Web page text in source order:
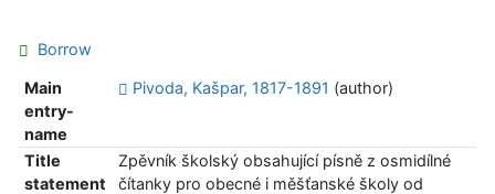
Borrow
Main
entry-
name
Pivoda, Kašpar, 1817-1891 (author)
Title
statement
Zpěvník školský obsahující písně z osmidílné
čítanky pro obecné i měšťanské školy od